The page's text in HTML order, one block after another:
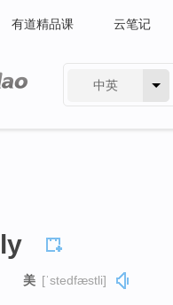
有道精品课 云笔记
中英
美 [ˈstedfæstli]